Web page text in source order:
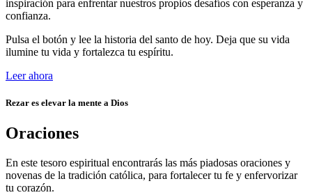
inspiración para enfrentar nuestros propios desafíos con esperanza y
confianza.
Pulsa el botón y lee la historia del santo de hoy. Deja que su vida
ilumine tu vida y fortalezca tu espíritu.
Leer ahora
Rezar es elevar la mente a Dios
Oraciones
En este tesoro espiritual encontrarás las más piadosas oraciones y
novenas de la tradición católica, para fortalecer tu fe y enfervorizar
tu corazón.